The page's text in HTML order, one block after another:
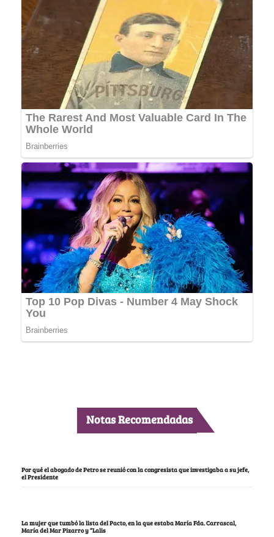
Notas Recomendadas
Por qué el abogado de Petro se reunió con la congresista que investigaba a su jefe,
el Presidente
La mujer que tumbó la lista del Pacto, en la que estaba María Fda. Carrascal,
María del Mar Pizarro y “Lalis